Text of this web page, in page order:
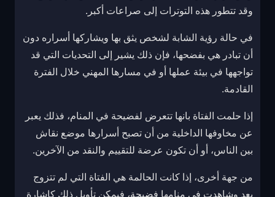
وقد تتطور هذه التوترات إلى صراعات أكبر.
في حالة رؤية الشابة لشخص يثق بها ويشاركها أسراره دون
أن تبادر هي بفضحها، فإن ذلك يشير إلى التحديات التي قد
تواجهها في بيئة عملها أو في مسارها المهني خلال الفترة
القادمة.
إذا حلمت الفتاة بانها تتعرض لفضيحة في المنام، فذلك يعبر
عن مخاوفها الداخلية من أن تصبح أسرارها موضع نقاش
بين الناس، أو أن تكون عرضة للتقييم والنقد من الآخرين.
من جهة أخرى، إذا كانت الحالمة هي الفتاة التي لم تتزوج
بعد وشاهدت في منامها فضيحة، فيمكن تأويل ذلك كإشارة